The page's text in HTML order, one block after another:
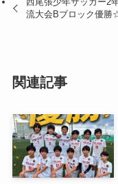
流大会Bブロック優勝
関連記事